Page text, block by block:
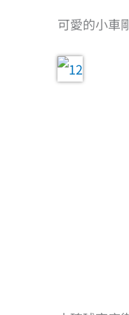
可愛的小車